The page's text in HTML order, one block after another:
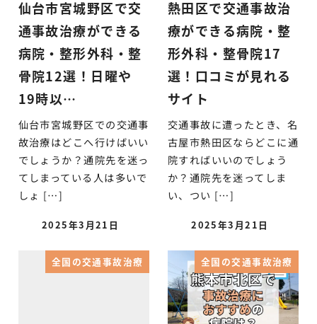
仙台市宮城野区で交
通事故治療ができる
病院・整形外科・整
骨院12選！日曜や
19時以…
仙台市宮城野区での交通事
故治療はどこへ行けばいい
でしょうか？通院先を迷っ
てしまっている人は多いで
しょ […]
2025年3月21日
熱田区で交通事故治
療ができる病院・整
形外科・整骨院17
選！口コミが見れる
サイト
交通事故に遭ったとき、名
古屋市熱田区ならどこに通
院すればいいのでしょう
か？通院先を迷ってしま
い、つい […]
2025年3月21日
全国の交通事故治療 全国の交通事故治療